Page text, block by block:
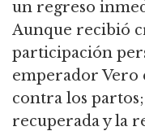
un regreso
Aunque recibió
participación
emperador Vero
contra los
recuperada y la